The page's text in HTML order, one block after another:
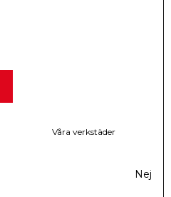
Våra verkstäder
Nej